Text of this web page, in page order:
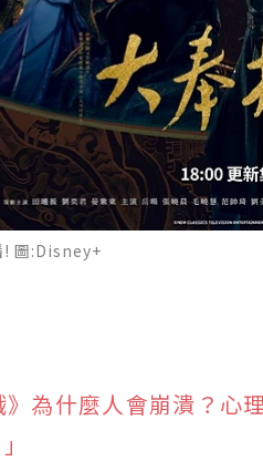
! 圖:Disney+
》為什麼人會崩潰？